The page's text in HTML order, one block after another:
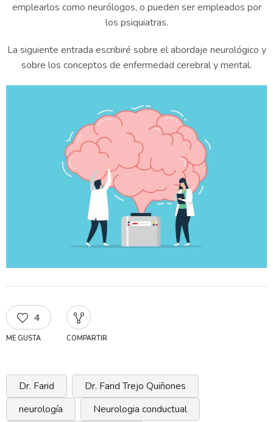
emplearlos como neurólogos, o pueden ser empleados por
los psiquiatras.
La siguiente entrada escribiré sobre el abordaje neurológico y
sobre los conceptos de enfermedad cerebral y mental.
4
ME GUSTA COMPARTIR
Dr. Farid
Dr. Farid Trejo Quiñones
neurología
Neurologia conductual